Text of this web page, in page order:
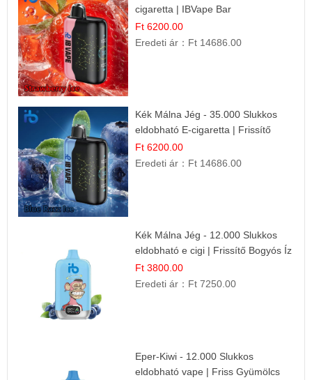
cigaretta | IBVape Bar
Ft 6200.00
Eredeti ár： Ft 14686.00
Kék Málna Jég - 35.000 Slukkos
eldobható E-cigaretta | Frissítő
Ízélmény
Ft 6200.00
Eredeti ár： Ft 14686.00
Kék Málna Jég - 12.000 Slukkos
eldobható e cigi | Frissítő Bogyós Íz
Ft 3800.00
Eredeti ár： Ft 7250.00
Eper-Kiwi - 12.000 Slukkos
eldobható vape | Friss Gyümölcs